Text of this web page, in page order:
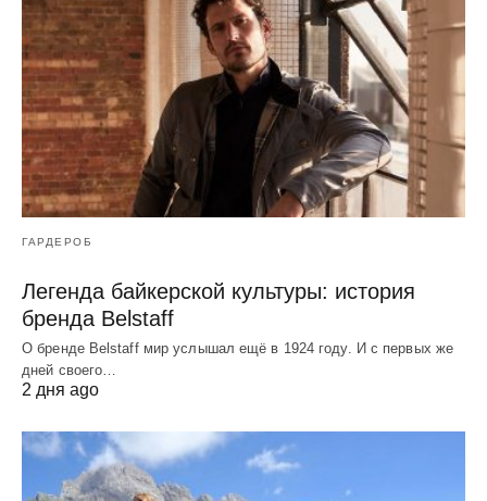
ГАРДЕРОБ
Легенда байкерской культуры: история
бренда Belstaff
О бренде Belstaff мир услышал ещё в 1924 году. И с первых же
дней своего…
2 дня ago